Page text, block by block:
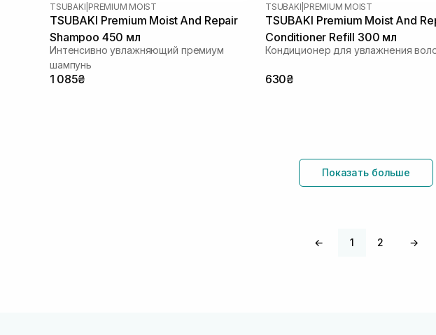
TSUBAKI PREMIUM MOIST
TSUBAKI Premium Moist And Repair
Shampoo 450 мл
Интенсивно увлажняющий премиум
шампунь
1 085₴
TSUBAKI PREMIUM MOIST
TSUBAKI Premium Moist And
Conditioner Refill 300 мл
Кондиционер для увлажнения
630₴
Показать больше
← 1 2 →